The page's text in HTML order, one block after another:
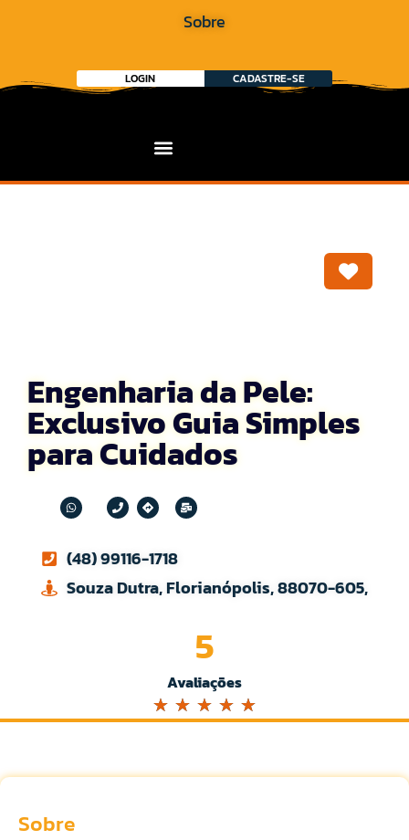
Sobre
LOGIN CADASTRE-SE
Engenharia da Pele:
Exclusivo Guia Simples
para Cuidados
(48) 99116-1718
Souza Dutra, Florianópolis, 88070-605,
Avaliações
5
☆ ☆ ☆ ☆ ☆
Sobre